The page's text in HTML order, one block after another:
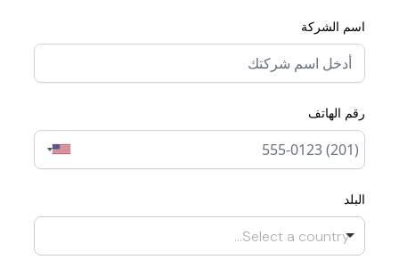
اسم الشركة
رقم الهاتف
البلد
Select a country...